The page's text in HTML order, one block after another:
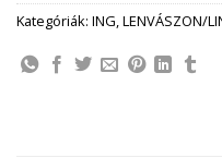
Kategóriák: ING LENVÁSZON/